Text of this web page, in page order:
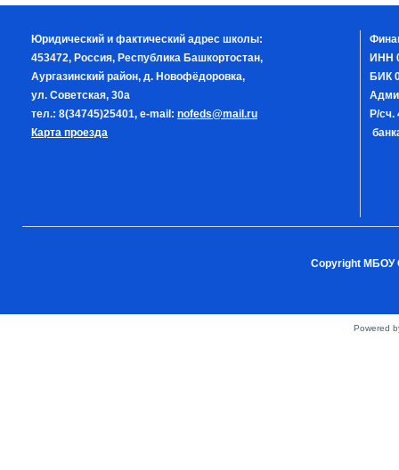
Юридический и фактический адрес школы:
453472, Россия, Республика Башкортостан,
Аургазинский район, д. Новофёдоровка,
ул. Советская, 30а
тел.: 8(34745)25401, e-mail: nofeds@mail.ru
Карта проезда
ИНН
БИК
Р/сч.
Copyright МБОУ
Powered